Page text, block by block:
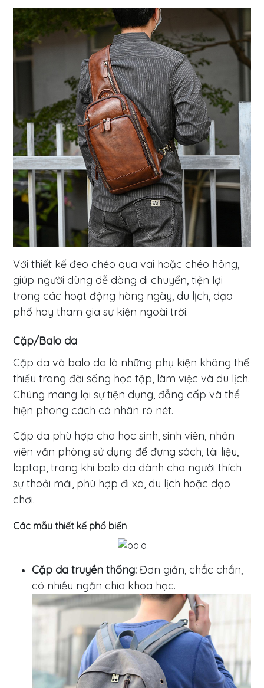
Với thiết kế đeo chéo qua vai hoặc chéo hông,
giúp người dùng dễ dàng di chuyển, tiện lợi
trong các hoạt động hàng ngày, du lịch, dạo
phố hay tham gia sự kiện ngoài trời.
Cặp/Balo da
Cặp da và balo da là những phụ kiện không thể
thiếu trong đời sống học tập, làm việc và du lịch.
Chúng mang lại sự tiện dụng, đẳng cấp và thể
hiện phong cách cá nhân rõ nét.
Cặp da phù hợp cho học sinh, sinh viên, nhân
viên văn phòng sử dụng để đựng sách, tài liệu,
laptop, trong khi balo da dành cho người thích
sự thoải mái, phù hợp đi xa, du lịch hoặc dạo
chơi.
Các mẫu thiết kế phổ biến
Cặp da truyền thống: Đơn giản, chắc chắn,
có nhiều ngăn chia khoa học.